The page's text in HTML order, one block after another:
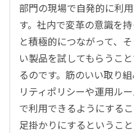
部門の現場で自発的に利
す。社内で変革の意識を
と積極的につながって、
い製品を試してもらうこ
るのです。筋のいい取り
リティポリシーや運用ル
で利用できるようにする
足掛かりにするというこ